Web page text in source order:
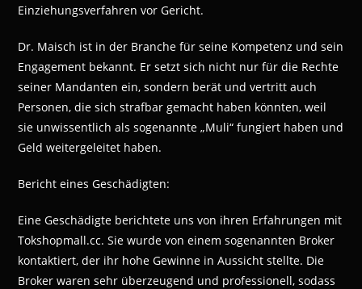
Einziehungsverfahren vor Gericht.
Dr. Maisch ist in der Branche für seine Kompetenz und sein
Engagement bekannt. Er setzt sich nicht nur für die Rechte
seiner Mandanten ein, sondern berät und vertritt auch
Personen, die sich strafbar gemacht haben könnten, weil
sie unwissentlich als sogenannte „Muli“ fungiert haben und
Geld weitergeleitet haben.
Bericht eines Geschädigten:
Eine Geschädigte berichtete uns von ihren Erfahrungen mit
Tokshopmall.cc. Sie wurde von einem sogenannten Broker
kontaktiert, der ihr hohe Gewinne in Aussicht stellte. Die
Broker waren sehr überzeugend und professionell, sodass